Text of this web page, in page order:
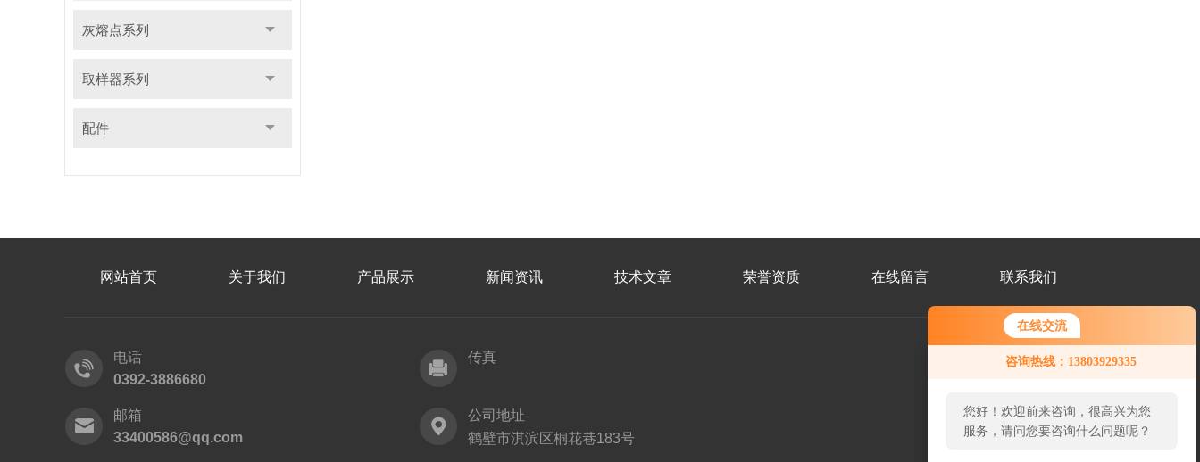
在线交流
咨询热线：13803929335
您好！欢迎前来咨询，很高兴为您
服务，请问您要咨询什么问题呢？
灰熔点系列
取样器系列
配件
网站首页 关于我们 产品展示 新闻资讯 技术文章 荣誉资质 在线留言 联系我们
电话
0392-3886680
传真
邮箱
33400586@qq.com
公司地址
鹤壁市淇滨区桐花巷183号
号
二